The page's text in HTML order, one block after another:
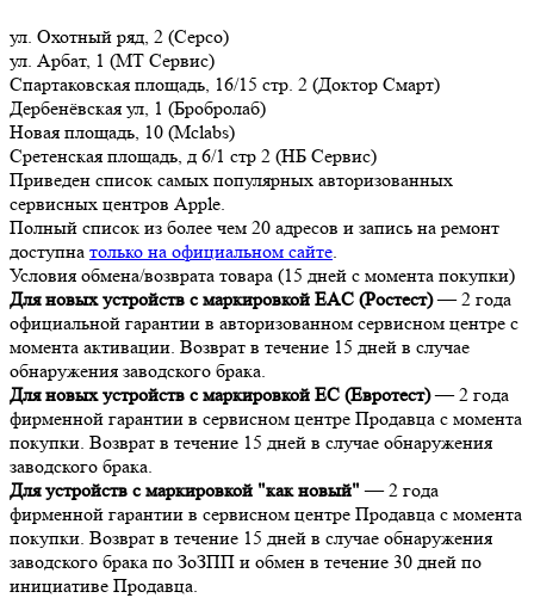
ул. Охотный ряд, 2 (Серсо)
ул. Арбат, 1 (МТ Сервис)
Спартаковская площадь, 16/15 стр. 2 (Доктор Смарт)
Дербенёвская ул, 1 (Бробролаб)
Новая площадь, 10 (Mclabs)
Сретенская площадь, д 6/1 стр 2 (НБ Сервис)
Приведен список самых популярных авторизованных
сервисных центров Apple.
Полный список из более чем 20 адресов и запись на ремонт
доступна только на официальном сайте.
Условия обмена/возврата товара (15 дней с момента покупки)
Для новых устройств с маркировкой EAC (Ростест)— 2 года
официальной гарантии в авторизованном сервисном центре с
момента активации. Возврат в течение 15 дней в случае
обнаружения заводского брака.
Для новых устройств с маркировкой EC (Евротест)— 2 года
фирменной гарантии в сервисном центре Продавца с момента
покупки. Возврат в течение 15 дней в случае обнаружения
заводского брака.
Для устройств с маркировкой "как новый" — 2 года
фирменной гарантии в сервисном центре Продавца с момента
покупки. Возврат в течение 15 дней в случае обнаружения
заводского брака по ЗоЗПП и обмен в течение 30 дней по
инициативе Продавца.